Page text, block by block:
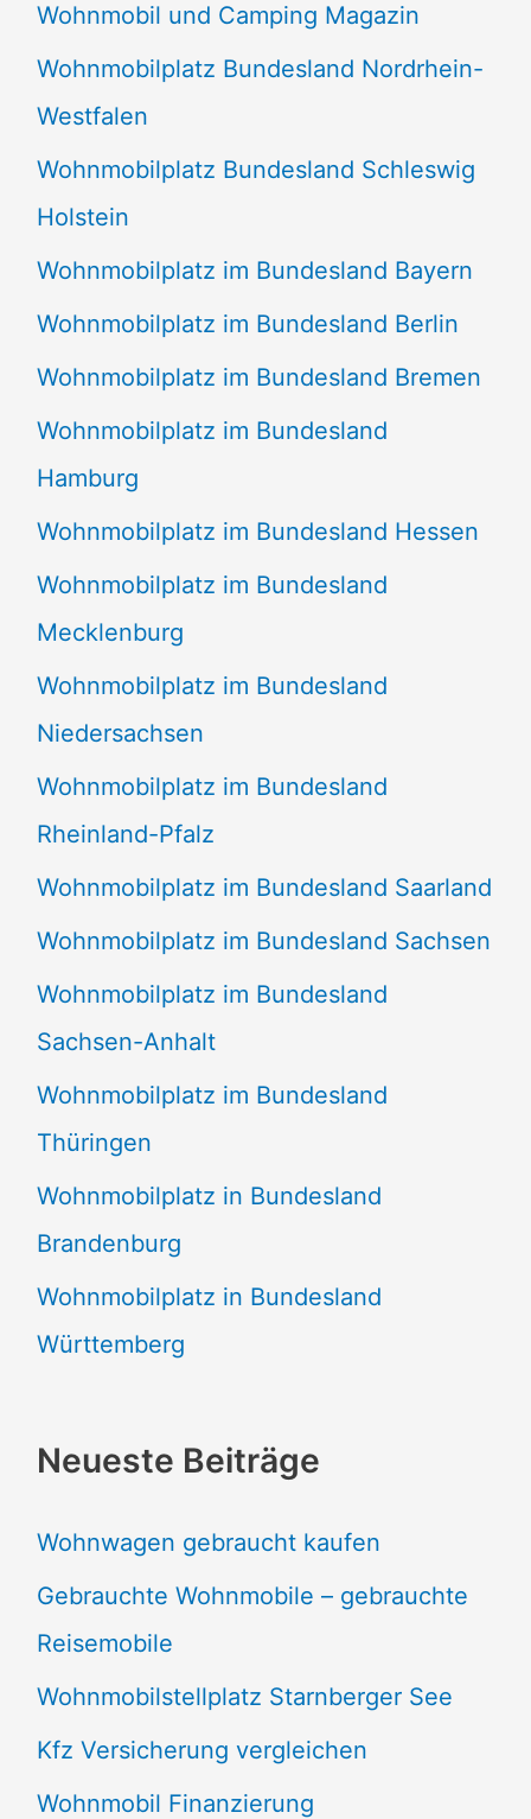
Wohnmobil und Camping Magazin
Wohnmobilplatz Bundesland Nordrhein-
Westfalen
Wohnmobilplatz Bundesland Schleswig
Holstein
Wohnmobilplatz im Bundesland Bayern
Wohnmobilplatz im Bundesland Berlin
Wohnmobilplatz im Bundesland Bremen
Wohnmobilplatz im Bundesland
Hamburg
Wohnmobilplatz im Bundesland Hessen
Wohnmobilplatz im Bundesland
Mecklenburg
Wohnmobilplatz im Bundesland
Niedersachsen
Wohnmobilplatz im Bundesland
Rheinland-Pfalz
Wohnmobilplatz im Bundesland Saarland
Wohnmobilplatz im Bundesland Sachsen
Wohnmobilplatz im Bundesland
Sachsen-Anhalt
Wohnmobilplatz im Bundesland
Thüringen
Wohnmobilplatz in Bundesland
Brandenburg
Wohnmobilplatz in Bundesland
Württemberg
Neueste Beiträge
Wohnwagen gebraucht kaufen
Gebrauchte Wohnmobile – gebrauchte
Reisemobile
Wohnmobilstellplatz Starnberger See
Kfz Versicherung vergleichen
Wohnmobil Finanzierung